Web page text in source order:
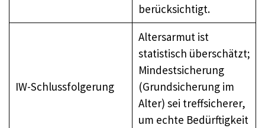
berücksichtigt.
IW-Schlussfolgerung
Altersarmut ist
statistisch überschätzt;
Mindestsicherung
(Grundsicherung im
Alter) sei treffsicherer,
um echte Bedürftigkeit